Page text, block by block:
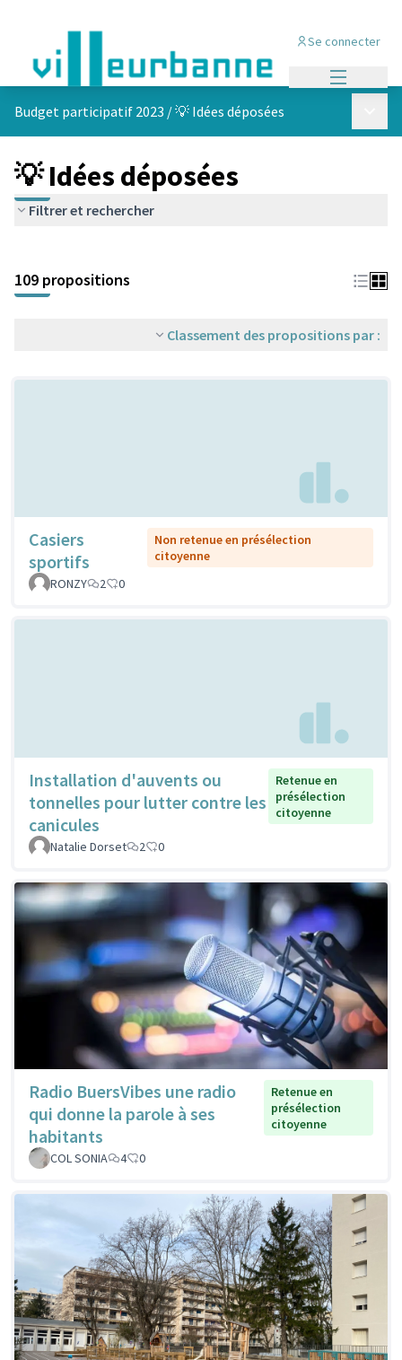
Se connecter
Budget participatif 2023 /💡 Idées déposées
💡 Idées déposées
Filtrer et rechercher
+
−
109 propositions
Classement des propositions par :
Casiers
sportifs
Non retenue en présélection
citoyenne
RONZY
2 0
Installation d'auvents ou
tonnelles pour lutter contre les
canicules
Retenue en
présélection
citoyenne
Natalie Dorset 2 0
Radio BuersVibes une radio
qui donne la parole à ses
habitants
Retenue en
présélection
citoyenne
COL SONIA 4 0